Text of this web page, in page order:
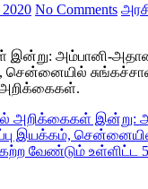
2020 No Comments
இன்று: அம்பானி-
சென்னையில்
அறிக்கைகள் இன்று:
இயக்கம்,
வேண்டும் உள்ளிட்ட